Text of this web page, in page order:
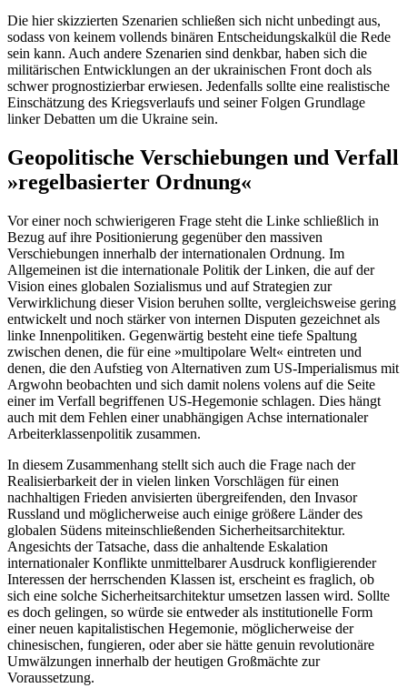
Die hier skizzierten Szenarien schließen sich nicht unbedingt aus,
sodass von keinem vollends binären Entscheidungskalkül die Rede
sein kann. Auch andere Szenarien sind denkbar, haben sich die
militärischen Entwicklungen an der ukrainischen Front doch als
schwer prognostizierbar erwiesen. Jedenfalls sollte eine realistische
Einschätzung des Kriegsverlaufs und seiner Folgen Grundlage
linker Debatten um die Ukraine sein.
Geopolitische Verschiebungen und Verfall
»regelbasierter Ordnung«
Vor einer noch schwierigeren Frage steht die Linke schließlich in
Bezug auf ihre Positionierung gegenüber den massiven
Verschiebungen innerhalb der internationalen Ordnung. Im
Allgemeinen ist die internationale Politik der Linken, die auf der
Vision eines globalen Sozialismus und auf Strategien zur
Verwirklichung dieser Vision beruhen sollte, vergleichsweise gering
entwickelt und noch stärker von internen Disputen gezeichnet als
linke Innenpolitiken. Gegenwärtig besteht eine tiefe Spaltung
zwischen denen, die für eine »multipolare Welt« eintreten und
denen, die den Aufstieg von Alternativen zum US-Imperialismus mit
Argwohn beobachten und sich damit nolens volens auf die Seite
einer im Verfall begriffenen US-Hegemonie schlagen. Dies hängt
auch mit dem Fehlen einer unabhängigen Achse internationaler
Arbeiterklassenpolitik zusammen.
In diesem Zusammenhang stellt sich auch die Frage nach der
Realisierbarkeit der in vielen linken Vorschlägen für einen
nachhaltigen Frieden anvisierten übergreifenden, den Invasor
Russland und möglicherweise auch einige größere Länder des
globalen Südens miteinschließenden Sicherheitsarchitektur.
Angesichts der Tatsache, dass die anhaltende Eskalation
internationaler Konflikte unmittelbarer Ausdruck konfligierender
Interessen der herrschenden Klassen ist, erscheint es fraglich, ob
sich eine solche Sicherheitsarchitektur umsetzen lassen wird. Sollte
es doch gelingen, so würde sie entweder als institutionelle Form
einer neuen kapitalistischen Hegemonie, möglicherweise der
chinesischen, fungieren, oder aber sie hätte genuin revolutionäre
Umwälzungen innerhalb der heutigen Großmächte zur
Voraussetzung.